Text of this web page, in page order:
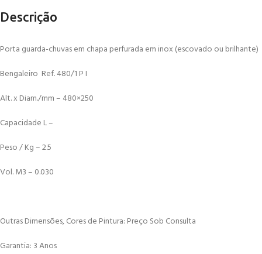
Descrição
Porta guarda-chuvas em chapa perfurada em inox (escovado ou brilhante)
Bengaleiro Ref. 480/1 P I
Alt. x Diam./mm – 480×250
Capacidade L –
Peso / Kg – 2.5
Vol. M3 – 0.030
Outras Dimensões, Cores de Pintura: Preço Sob Consulta
Garantia: 3 Anos